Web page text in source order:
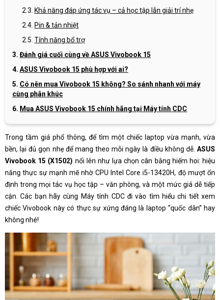
Khả năng đáp ứng tác vụ – cả học tập lẫn giải trí nhẹ
Pin & tản nhiệt
Tính năng bổ trợ
Đánh giá cuối cùng về ASUS Vivobook 15
ASUS Vivobook 15 phù hợp với ai?
Có nên mua Vivobook 15 không? So sánh nhanh với máy
cùng phân khúc
Mua ASUS Vivobook 15 chính hãng tại Máy tính CDC
Trong tầm giá phổ thông, để tìm một chiếc laptop vừa mạnh, vừa
bền, lại đủ gọn nhẹ để mang theo mỗi ngày là điều không dễ. ASUS
Vivobook 15 (X1502) nổi lên như lựa chọn cân bằng hiếm hoi: hiệu
năng thực sự mạnh mẽ nhờ CPU Intel Core i5-13420H, độ mượt ổn
định trong mọi tác vụ học tập – văn phòng, và một mức giá dễ tiếp
cận. Các bạn hãy cùng Máy tính CDC đi vào tìm hiểu chi tiết xem
chiếc Vivobook này có thực sự xứng đáng là laptop “quốc dân” hay
không nhé!